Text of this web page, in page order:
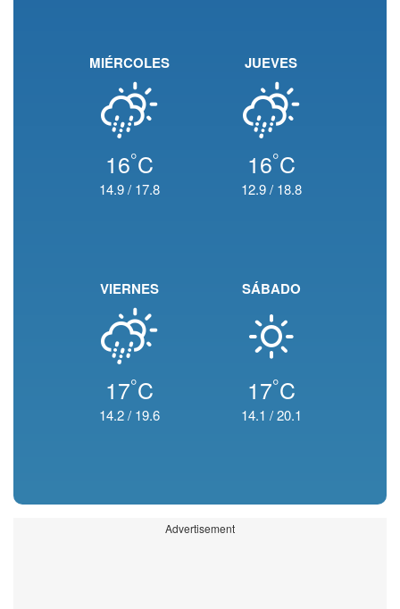
MIÉRCOLES
16°C
14.9/ 17.8
JUEVES
16°C
12.9/ 18.8
VIERNES
17°C
14.2/ 19.6
SÁBADO
17°C
14.1 /20.1
Advertisement